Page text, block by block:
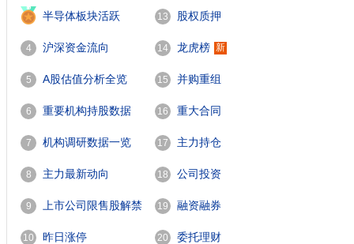
3
半导体板块活跃
4 沪深资金流向
5 A股估值分析全览
6 重要机构持股数据
7 机构调研数据一览
8 主力最新动向
9 上市公司限售股解禁
一览
10 昨日涨停
13 股权质押
14 龙虎榜 新
15 并购重组
16 重大合同
17 主力持仓
18 公司投资
19 融资融券
20 委托理财